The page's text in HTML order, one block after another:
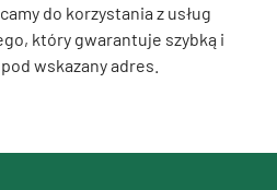
do korzystania z usług
który gwarantuje szybką i
wskazany adres.